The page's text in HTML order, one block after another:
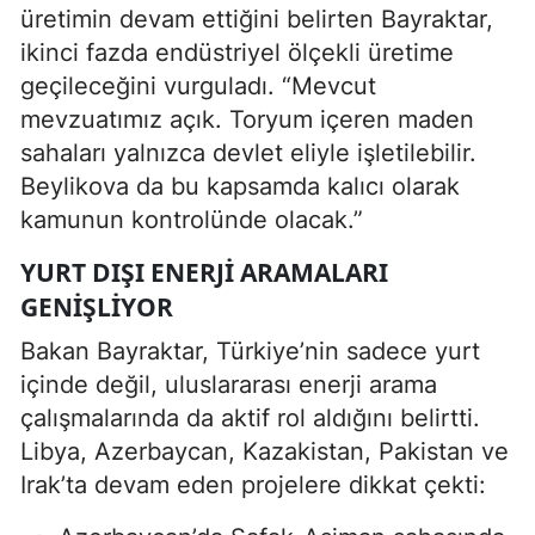
üretimin devam ettiğini belirten Bayraktar,
ikinci fazda endüstriyel ölçekli üretime
geçileceğini vurguladı. “Mevcut
mevzuatımız açık. Toryum içeren maden
sahaları yalnızca devlet eliyle işletilebilir.
Beylikova da bu kapsamda kalıcı olarak
kamunun kontrolünde olacak.”
YURT DIŞI ENERJI ARAMALARI
GENIŞLIYOR
Bakan Bayraktar, Türkiye’nin sadece yurt
içinde değil, uluslararası enerji arama
çalışmalarında da aktif rol aldığını belirtti.
Libya, Azerbaycan, Kazakistan, Pakistan ve
Irak’ta devam eden projelere dikkat çekti: